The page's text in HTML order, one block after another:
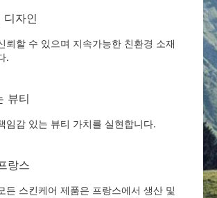
디자인
뢰할 수 있으며 지속가능한 친환경 소재
.
뷰티
임감 있는 뷰티 가치를 실현합니다.
랑스
든 스킨케어 제품은 프랑스에서 생산 및